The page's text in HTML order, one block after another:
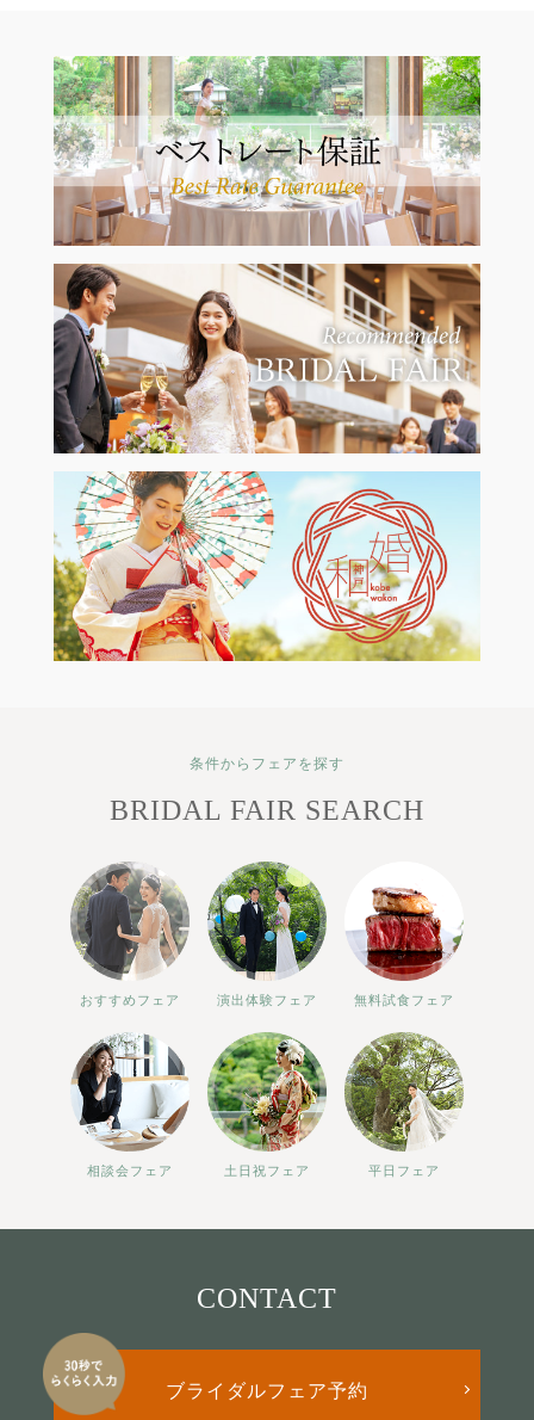
条件からフェアを探す
BRIDAL FAIR SEARCH
おすすめフェア 演出体験フェア 無料試食フェア
相談会フェア 土日祝フェア 平日フェア
CONTACT
ブライダルフェア予約